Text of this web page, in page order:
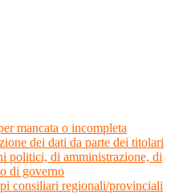
mancata o incompleta
dei dati da parte dei titolari
politici, di amministrazione, di
di governo
consiliari regionali/provinciali